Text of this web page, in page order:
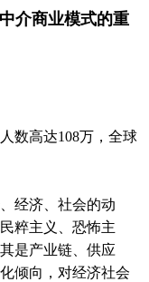
介商业模式的重
数高达108万，全球
经济、社会的动
粹主义、恐怖主
是产业链、供应
倾向，对经济社会